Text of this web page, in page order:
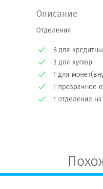
Описание
Отделения:
6 для
3 для купюр
1 для
1 прозрачное
1 отделение